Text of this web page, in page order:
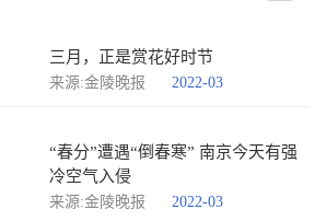
三月，正是赏花好时节
来源:金陵晚报 2022-03
“春分”遭遇“倒春寒” 南京今天有强
冷空气入侵
来源:金陵晚报 2022-03